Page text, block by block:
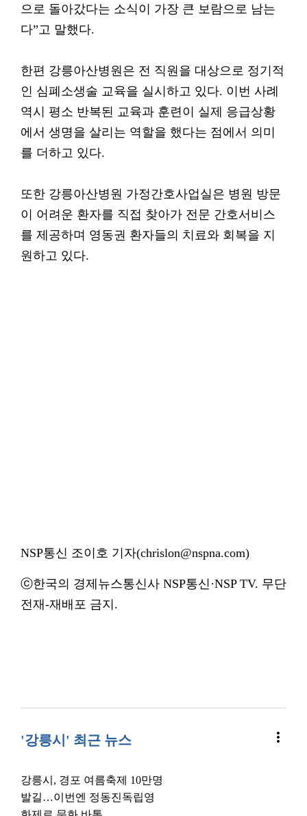
으로 돌아갔다는 소식이 가장 큰 보람으로 남는
다”고 말했다.
한편 강릉아산병원은 전 직원을 대상으로 정기적
인 심폐소생술 교육을 실시하고 있다. 이번 사례
역시 평소 반복된 교육과 훈련이 실제 응급상황
에서 생명을 살리는 역할을 했다는 점에서 의미
를 더하고 있다.
또한 강릉아산병원 가정간호사업실은 병원 방문
이 어려운 환자를 직접 찾아가 전문 간호서비스
를 제공하며 영동권 환자들의 치료와 회복을 지
원하고 있다.
NSP통신 조이호 기자(chrislon@nspna.com)
ⓒ한국의 경제뉴스통신사 NSP통신·NSP TV. 무단
전재-재배포 금지.
'강릉시' 최근 뉴스 more_vert
강릉시, 경포 여름축제 10만명
발길…이번엔 정동진독립영